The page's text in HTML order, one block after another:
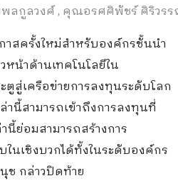
ลกูลวงศ์ , คุณอรศศิพัชร์ ศิริว
าสครั้งใหม่สำหรับองค์กรชั้นนำ
น้าด้านเทคโนโลยีใน
ตูสู่เครือข่ายการลงทุนระดับโลก
านี้สามารถเข้าถึงการลงทุนที่
นี้ย่อมสามารถสร้างการ
นเชิงบวกได้ทั้งในระดับองค์กร
ช กล่าวปิดท้าย